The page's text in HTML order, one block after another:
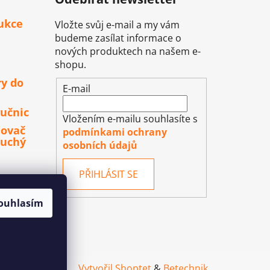
do
Vložte svůj e-mail a my vám
budeme zasílat informace o
nových produktech na našem e-
shopu.
E-mail
Vložením e-mailu souhlasíte s
podmínkami ochrany
osobních údajů
PŘIHLÁSIT SE